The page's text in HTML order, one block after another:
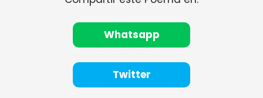
Whatsapp
Twitter